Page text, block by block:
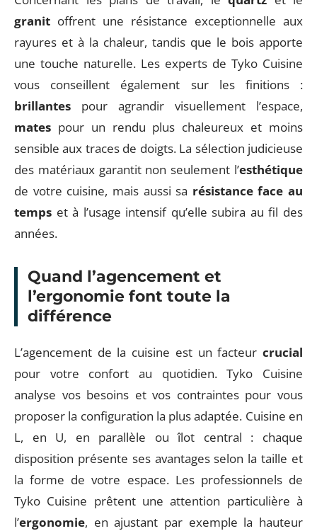
granit offrent une résistance exceptionnelle aux
rayures et à la chaleur, tandis que le bois apporte
une touche naturelle. Les experts de Tyko Cuisine
vous conseillent également sur les finitions :
brillantes pour agrandir visuellement l’espace,
mates pour un rendu plus chaleureux et moins
sensible aux traces de doigts. La sélection judicieuse
des matériaux garantit non seulement l’esthétique
de votre cuisine, mais aussi sa résistance face au
temps et à l’usage intensif qu’elle subira au fil des
années.
Quand l’agencement et
l’ergonomie font toute la
différence
L’agencement de la cuisine est un facteur crucial
pour votre confort au quotidien. Tyko Cuisine
analyse vos besoins et vos contraintes pour vous
proposer la configuration la plus adaptée. Cuisine en
L, en U, en parallèle ou îlot central : chaque
disposition présente ses avantages selon la taille et
la forme de votre espace. Les professionnels de
Tyko Cuisine prêtent une attention particulière à
l’ergonomie, en ajustant par exemple la hauteur